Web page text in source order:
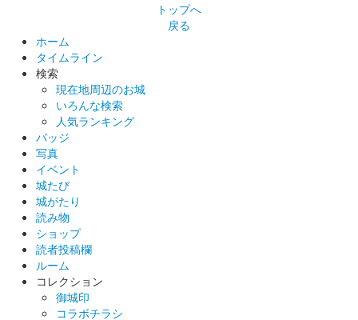
トップへ
戻る
ホーム
タイムライン
検索
現在地周辺のお城
いろんな検索
人気ランキング
バッジ
写真
イベント
城たび
城がたり
読み物
ショップ
読者投稿欄
ルーム
コレクション
御城印
コラボチラシ